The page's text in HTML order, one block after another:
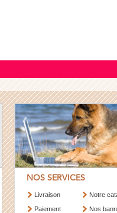
NOS SERVICES
Livraison
Paiement
Notre
Nos